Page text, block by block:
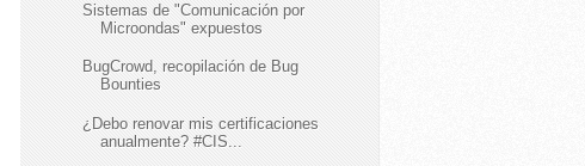
Sistemas de "Comunicación por
Microondas" expuestos
BugCrowd, recopilación de Bug
Bounties
¿Debo renovar mis certificaciones
anualmente? #CIS...